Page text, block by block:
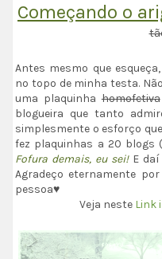
Começando o
Antes mesmo que
no topo de minha testa.
uma plaquinhahomofetiva
blogueira que tanto
simplesmente o esforço
fez plaquinhas a 20 blogs
Fofura demais, eu sei! E
Agradeço eternamente
pessoa♥
Veja neste Link